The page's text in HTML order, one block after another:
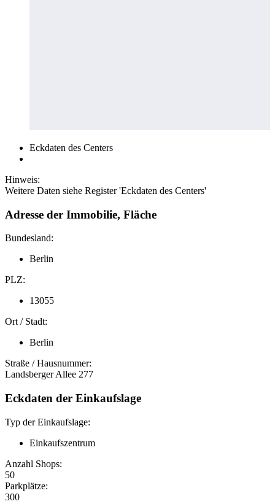
Eckdaten des Centers
Hinweis:
Weitere Daten siehe Register 'Eckdaten des Centers'
Adresse der Immobilie, Fläche
Bundesland:
Berlin
PLZ:
13055
Ort / Stadt:
Berlin
Straße / Hausnummer:
Landsberger Allee 277
Eckdaten der Einkaufslage
Typ der Einkaufslage:
Einkaufszentrum
Anzahl Shops:
50
Parkplätze:
300